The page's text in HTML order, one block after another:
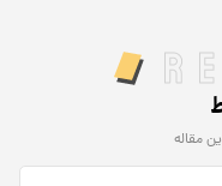
مقاله